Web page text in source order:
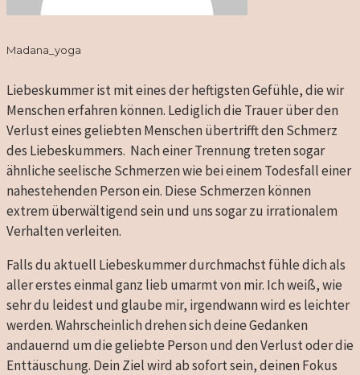
Madana_yoga
Liebeskummer ist mit eines der heftigsten Gefühle, die wir
Menschen erfahren können. Lediglich die Trauer über den
Verlust eines geliebten Menschen übertrifft den Schmerz
des Liebeskummers. Nach einer Trennung treten sogar
ähnliche seelische Schmerzen wie bei einem Todesfall einer
nahestehenden Person ein. Diese Schmerzen können
extrem überwältigend sein und uns sogar zu irrationalem
Verhalten verleiten.
Falls du aktuell Liebeskummer durchmachst fühle dich als
aller erstes einmal ganz lieb umarmt von mir. Ich weiß, wie
sehr du leidest und glaube mir, irgendwann wird es leichter
werden. Wahrscheinlich drehen sich deine Gedanken
andauernd um die geliebte Person und den Verlust oder die
Enttäuschung. Dein Ziel wird ab sofort sein, deinen Fokus